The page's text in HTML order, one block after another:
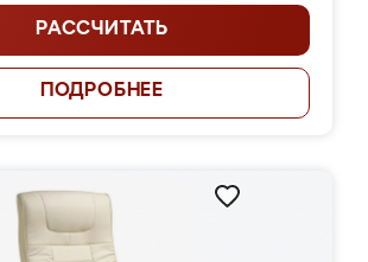
РАССЧИТАТЬ
ПОДРОБНЕЕ